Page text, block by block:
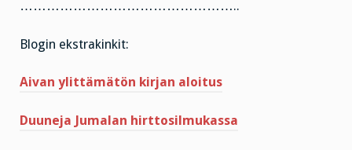
…………………………………………..
Blogin ekstrakinkit:
Aivan ylittämätön kirjan aloitus
Duuneja Jumalan hirttosilmukassa